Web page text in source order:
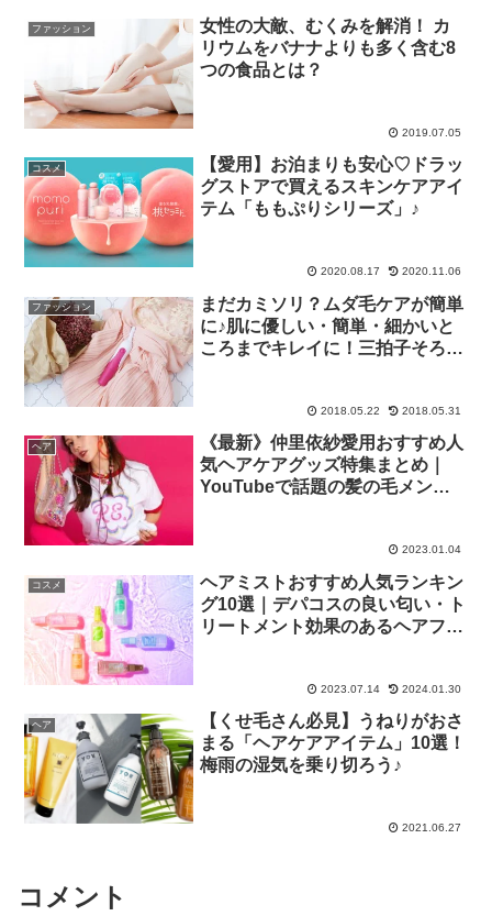
ファッション
女性の大敵、むくみを解消！ カ
リウムをバナナよりも多く含む8
つの食品とは？
2019.07.05
コスメ
【愛用】お泊まりも安心♡ドラッ
グストアで買えるスキンケアアイ
テム「ももぷりシリーズ」♪
2020.08.17 2020.11.06
ファッション
まだカミソリ？ムダ毛ケアが簡単
に♪肌に優しい・簡単・細かいと
ころまでキレイに！三拍子そろっ
2018.05.22 2018.05.31
ヘア
《最新》仲里依紗愛用おすすめ人
気ヘアケアグッズ特集まとめ｜
YouTubeで話題の髪の毛メンテ
2023.01.04
コスメ
ヘアミストおすすめ人気ランキン
グ10選｜デパコスの良い匂い・ト
リートメント効果のあるヘアフレ
2023.07.14 2024.01.30
ヘア
【くせ毛さん必見】うねりがおさ
まる「ヘアケアアイテム」10選！
梅雨の湿気を乗り切ろう♪
2021.06.27
コメント